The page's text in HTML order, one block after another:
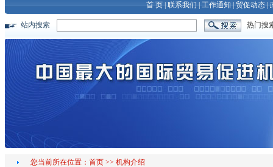
首 页 联系我们 工作通知 贸促动态
站内搜索 热门搜
您当前所在位置： 首页>> 机构介绍